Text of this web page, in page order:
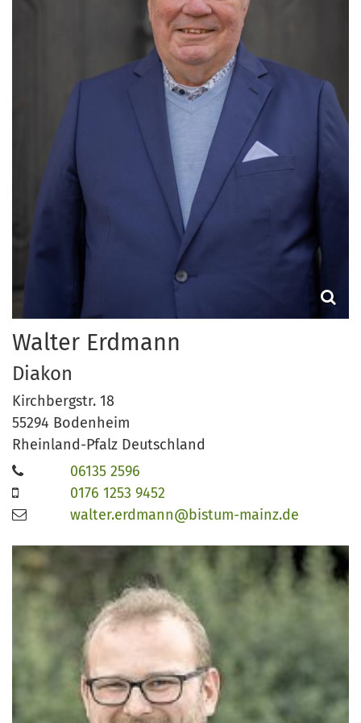
Walter Erdmann
Diakon
Kirchbergstr. 18
55294 Bodenheim
Rheinland-Pfalz Deutschland
06135 2596
0176 1253 9452
walter.erdmann@bistum-mainz.de